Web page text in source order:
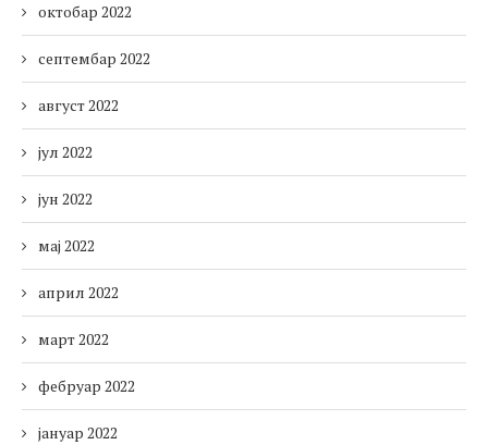
октобар 2022
септембар 2022
август 2022
јул 2022
јун 2022
мај 2022
април 2022
март 2022
фебруар 2022
јануар 2022